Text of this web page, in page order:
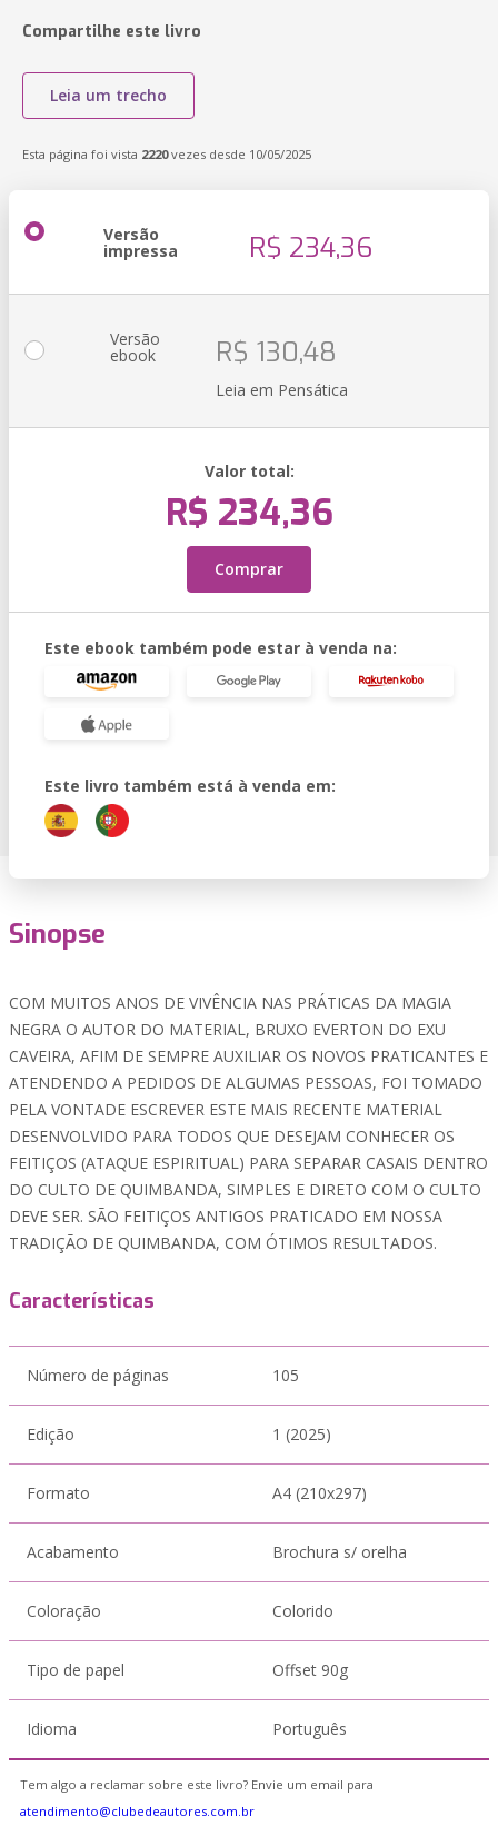
Compartilhe este livro
Leia um trecho
Esta página foi vista 2220vezes desde 10/05/2025
Versão
impressa R$ 234,36
Versão
ebook R$ 130,48
Leia em Pensática
Valor total:
R$ 234,36
Comprar
Este ebook também pode estar à venda na:
Este livro também está à venda em:
Sinopse
COM MUITOS ANOS DE VIVÊNCIA NAS PRÁTICAS DA MAGIA
NEGRA O AUTOR DO MATERIAL, BRUXO EVERTON DO EXU
CAVEIRA, AFIM DE SEMPRE AUXILIAR OS NOVOS PRATICANTES E
ATENDENDO A PEDIDOS DE ALGUMAS PESSOAS, FOI TOMADO
PELA VONTADE ESCREVER ESTE MAIS RECENTE MATERIAL
DESENVOLVIDO PARA TODOS QUE DESEJAM CONHECER OS
FEITIÇOS (ATAQUE ESPIRITUAL) PARA SEPARAR CASAIS DENTRO
DO CULTO DE QUIMBANDA, SIMPLES E DIRETO COM O CULTO
DEVE SER. SÃO FEITIÇOS ANTIGOS PRATICADO EM NOSSA
TRADIÇÃO DE QUIMBANDA, COM ÓTIMOS RESULTADOS.
Características
Número de páginas 105
Edição 1 (2025)
Formato A4 (210x297)
Acabamento Brochura s/ orelha
Coloração Colorido
Tipo de papel Offset 90g
Idioma Português
Tem algo a reclamar sobre este livro? Envie um email para
atendimento@clubedeautores.com.br